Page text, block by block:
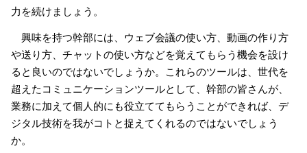
力を続けましょう。
興味を持つ幹部には、ウェブ会議の使い方、動画の作り方
や送り方、チャットの使い方などを覚えてもらう機会を設け
ると良いのではないでしょうか。これらのツールは、世代を
超えたコミュニケーションツールとして、幹部の皆さんが、
業務に加えて個人的にも役立ててもらうことができれば、デ
ジタル技術を我がコトと捉えてくれるのではないでしょう
か。